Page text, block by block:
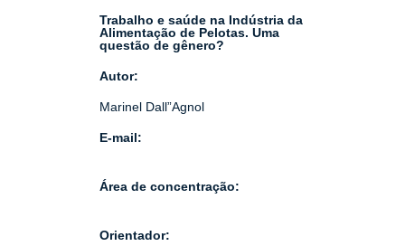
Trabalho e saúde na Indústria da
Alimentação de Pelotas. Uma
questão de gênero?
Autor:
Marinel Dall”Agnol
E-mail:
Área de concentração:
Orientador: